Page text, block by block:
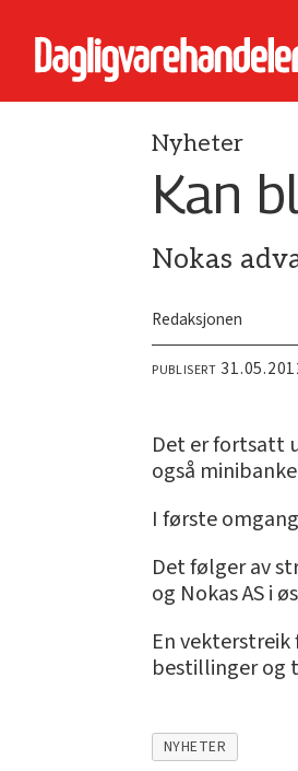
Nyheter
Kan
Nokas
Redaksjonen
PUBLISERT
Det er fortsatt
også
I første
Det følger av
og Nokas AS i
En
bestillinger og
NYHETER